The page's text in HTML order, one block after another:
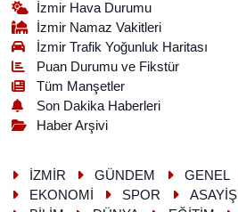
İzmir Hava Durumu
İzmir Namaz Vakitleri
İzmir Trafik Yoğunluk Haritası
Puan Durumu ve Fikstür
Tüm Manşetler
Son Dakika Haberleri
Haber Arşivi
İZMİR GÜNDEM GENEL
EKONOMİ
SPOR ASAYİŞ